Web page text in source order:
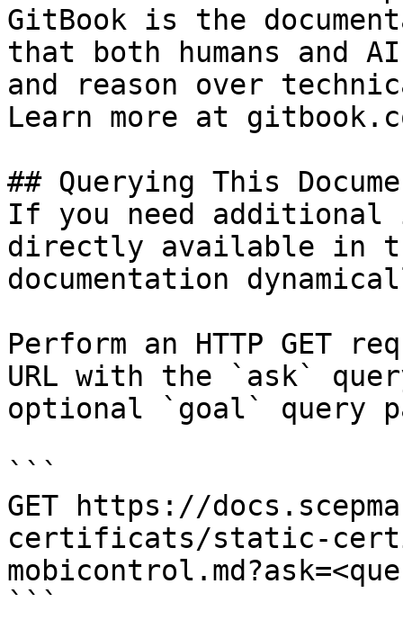
GitBook is the
that both humans and
and reason over
Learn more at
## Querying This
If you need
directly available in
documentation
Perform an HTTP GET
URL with the `ask`
optional `goal` query
```
GET https://
certificats/static-
```